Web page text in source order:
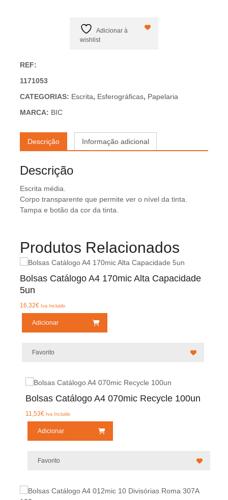
50un
Adicionar à
wishlist
REF:
1171053
CATEGORIAS: Escrita, Esferográficas, Papelaria
MARCA: BIC
Descrição Informação adicional
Descrição
Escrita média.
Corpo transparente que permite ver o nível da tinta.
Tampa e botão da cor da tinta.
Produtos Relacionados
Bolsas Catálogo A4 170mic Alta Capacidade
5un
16,32€ Iva Incluido
Adicionar
Favorito
Bolsas Catálogo A4 070mic Recycle 100un
11,53€ Iva Incluido
Adicionar
Favorito